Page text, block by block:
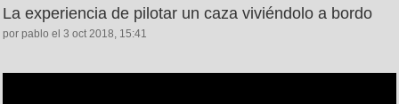
La experiencia de pilotar un caza viviéndolo a bordo
por pablo el 3 oct 2018, 15:41